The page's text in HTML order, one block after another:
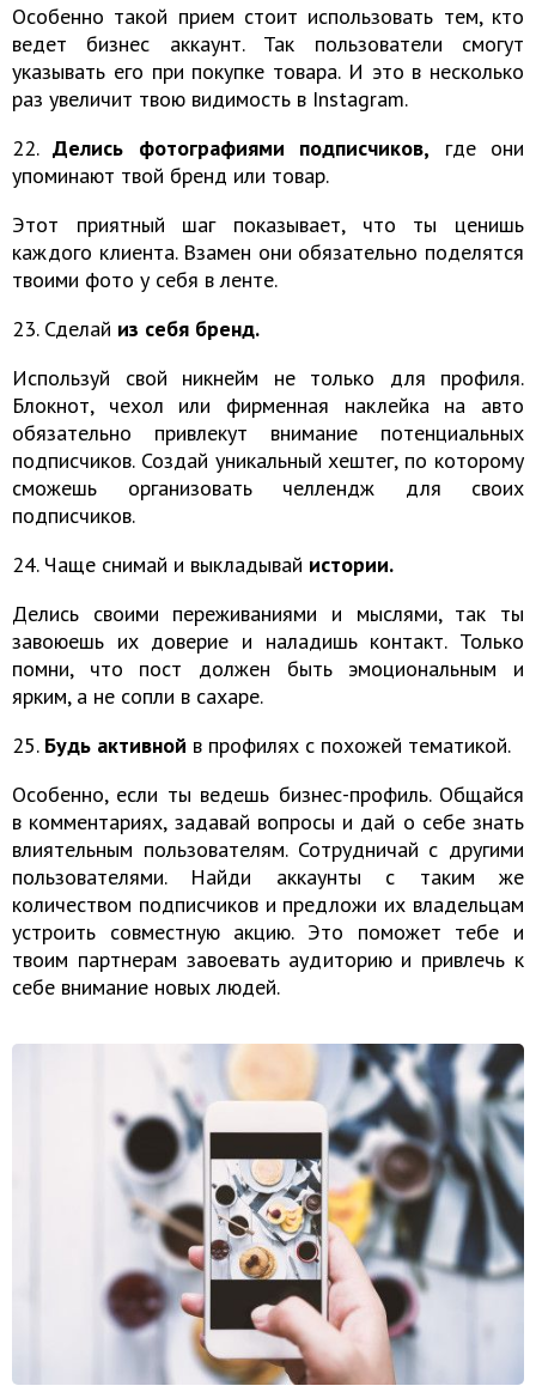
Особенно такой прием стоит использовать тем, кто
ведет бизнес аккаунт. Так пользователи смогут
указывать его при покупке товара. И это в несколько
раз увеличит твою видимость в Instagram.
22.Делись фотографиями подписчиков, где они
упоминают твой бренд или товар.
Этот приятный шаг показывает, что ты ценишь
каждого клиента. Взамен они обязательно поделятся
твоими фото у себя в ленте.
23. Сделай из себя бренд.
Используй свой никнейм не только для профиля.
Блокнот, чехол или фирменная наклейка на авто
обязательно привлекут внимание потенциальных
подписчиков. Создай уникальный хештег, по которому
сможешь организовать челлендж для своих
подписчиков.
24. Чаще снимай и выкладывай истории.
Делись своими переживаниями и мыслями, так ты
завоюешь их доверие и наладишь контакт. Только
помни, что пост должен быть эмоциональным и
ярким, а не сопли в сахаре.
25. Будь активной в профилях с похожей тематикой.
Особенно, если ты ведешь бизнес-профиль. Общайся
в комментариях, задавай вопросы и дай о себе знать
влиятельным пользователям. Сотрудничай с другими
пользователями. Найди аккаунты с таким же
количеством подписчиков и предложи их владельцам
устроить совместную акцию. Это поможет тебе и
твоим партнерам завоевать аудиторию и привлечь к
себе внимание новых людей.